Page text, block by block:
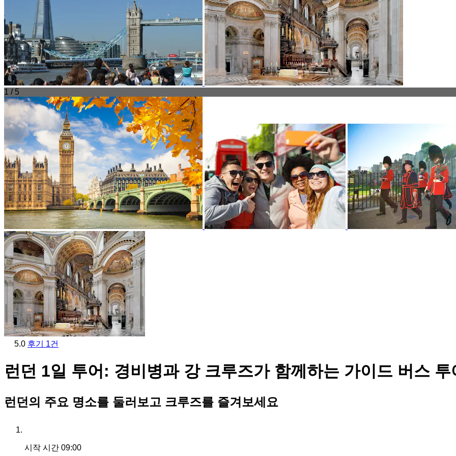
1 / 5
5.0 후기 1건
런던 1일 투어: 경비병과 강 크루즈가 함께하는 가이드 버스 투
런던의 주요 명소를 둘러보고 크루즈를 즐겨보세요
시작 시간 09:00